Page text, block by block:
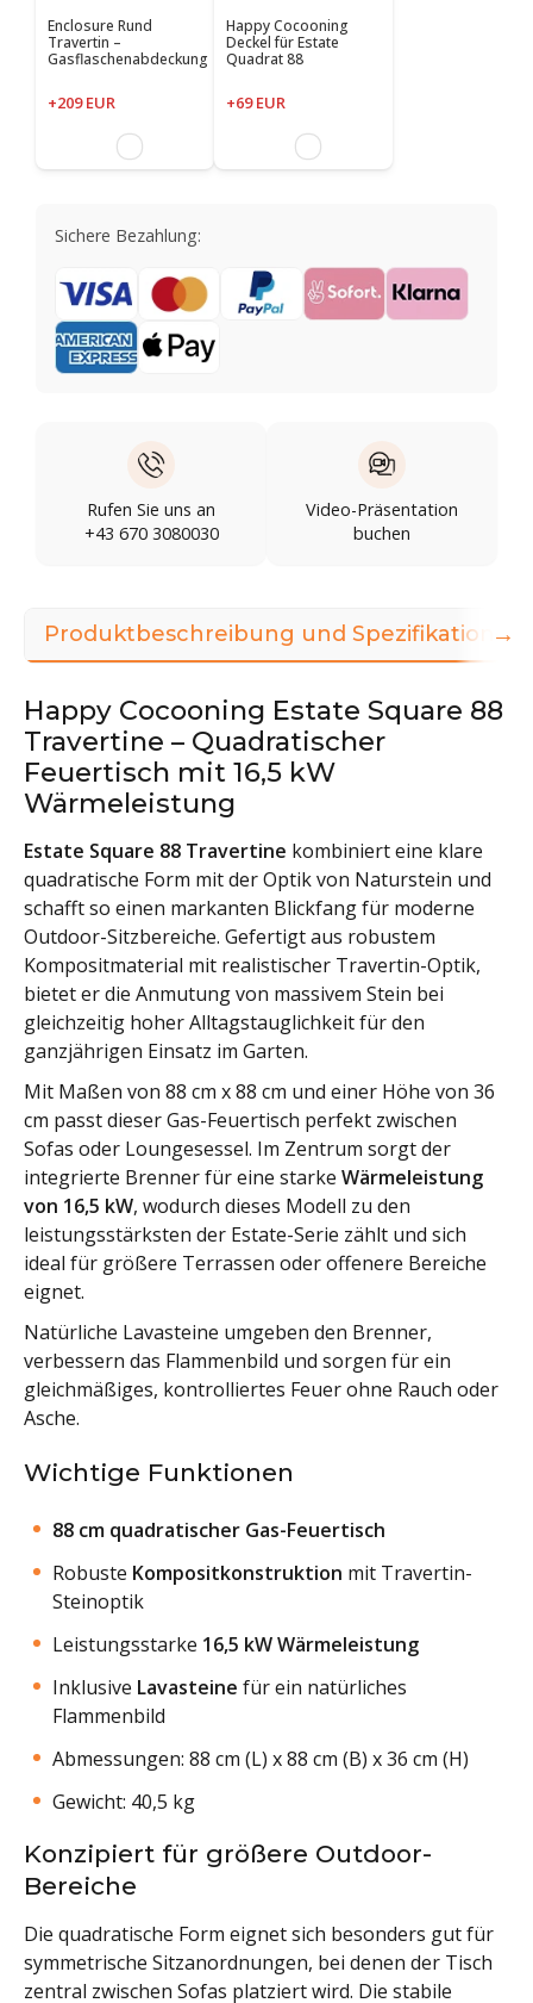
Enclosure Rund
Travertin –
Gasflaschenabdeckung
+209 EUR
Happy Cocooning
Deckel für Estate
Quadrat 88
+69 EUR
Sichere Bezahlung:
Rufen Sie uns an
+43 670 3080030
Video-Präsentation
buchen
Produktbeschreibung und Spezifikationen
Happy Cocooning Estate Square 88
Travertine – Quadratischer
Feuertisch mit 16,5 kW
Wärmeleistung
Estate Square 88 Travertine kombiniert eine klare
quadratische Form mit der Optik von Naturstein und
schafft so einen markanten Blickfang für moderne
Outdoor-Sitzbereiche. Gefertigt aus robustem
Kompositmaterial mit realistischer Travertin-Optik,
bietet er die Anmutung von massivem Stein bei
gleichzeitig hoher Alltagstauglichkeit für den
ganzjährigen Einsatz im Garten.
Mit Maßen von 88 cm x 88 cm und einer Höhe von 36
cm passt dieser Gas-Feuertisch perfekt zwischen
Sofas oder Loungesessel. Im Zentrum sorgt der
integrierte Brenner für eine starke Wärmeleistung
von 16,5 kW, wodurch dieses Modell zu den
leistungsstärksten der Estate-Serie zählt und sich
ideal für größere Terrassen oder offenere Bereiche
eignet.
Natürliche Lavasteine umgeben den Brenner,
verbessern das Flammenbild und sorgen für ein
gleichmäßiges, kontrolliertes Feuer ohne Rauch oder
Asche.
Wichtige Funktionen
88 cm quadratischer Gas-Feuertisch
Robuste Kompositkonstruktion mit Travertin-
Steinoptik
Leistungsstarke 16,5 kW Wärmeleistung
Inklusive Lavasteine für ein natürliches
Flammenbild
Abmessungen: 88 cm (L) x 88 cm (B) x 36 cm (H)
Gewicht: 40,5 kg
Konzipiert für größere Outdoor-
Bereiche
Die quadratische Form eignet sich besonders gut für
symmetrische Sitzanordnungen, bei denen der Tisch
zentral zwischen Sofas platziert wird. Die stabile
→